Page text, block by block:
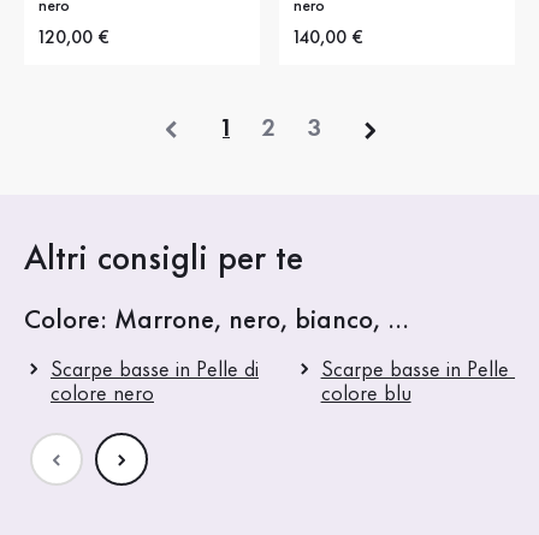
nero
Nuovo prezzo
120,00 €
nero
Nuovo prezzo
140,00 €
1 2 3
Altri consigli per te
Colore: Marrone, nero, bianco, ...
Scarpe basse in Pelle di
colore nero
Scarpe basse in Pelle di
colore blu